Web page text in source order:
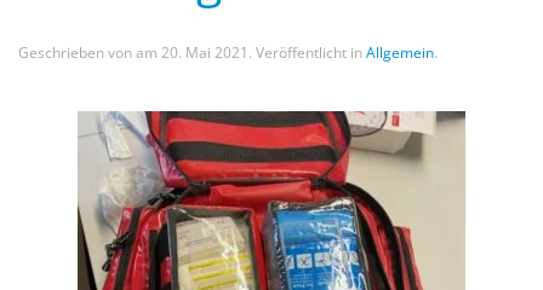
Geschrieben vonam 20. Mai 2021 . Veröffentlicht inAllgemein.